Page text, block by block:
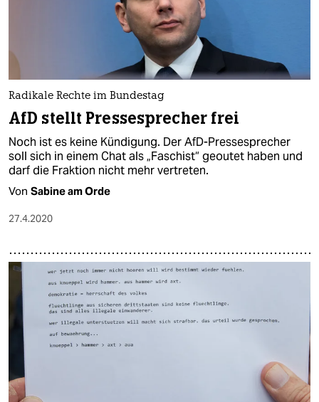
Radikale Rechte im Bundestag
AfD stellt Pressesprecher frei
Noch ist es keine Kündigung. Der AfD-Pressesprecher
soll sich in einem Chat als „Faschist“ geoutet haben und
darf die Fraktion nicht mehr vertreten.
Von Sabine am Orde
27.4.2020